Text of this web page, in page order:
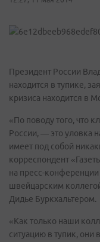
Президент России
находится в тупике,
кризиса находится в
«По поводу того, что
России, — это уловка
имеет под собой
корреспондент
на пресс-конференции
швейцарским
Дидье Буркхальтером.
«Как только наши
ситуацию в тупик, они